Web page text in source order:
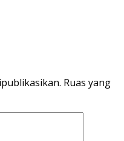
Ruas yang